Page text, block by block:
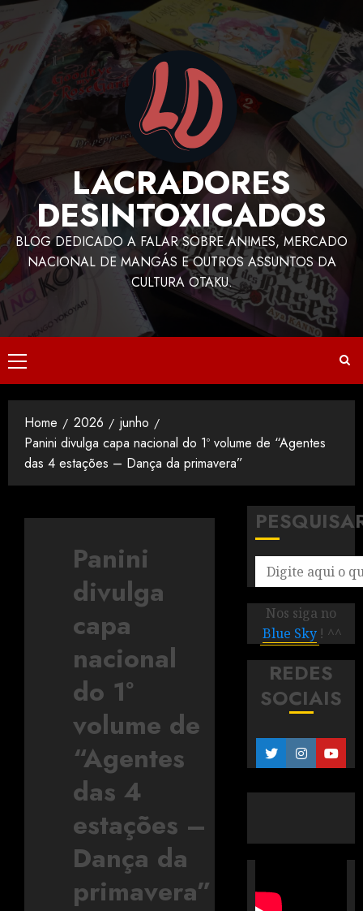
LACRADORES
DESINTOXICADOS
BLOG DEDICADO A FALAR SOBRE ANIMES, MERCADO
NACIONAL DE MANGÁS E OUTROS ASSUNTOS DA
CULTURA OTAKU.
Home 2026
junho
Panini divulga capa nacional do 1º volume de “Agentes
das 4 estações – Dança da primavera”
Panini
divulga
capa
nacional
do 1º
volume de
“Agentes
das 4
estações –
Dança da
primavera”
Nos siga no
Blue Sky ! ^^
REDES
SOCIAIS